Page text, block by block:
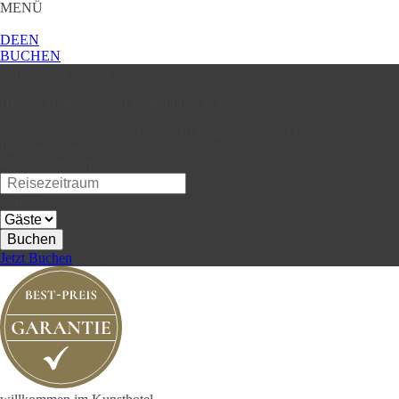
MENÜ
DEEN
BUCHEN
Buchen
Jetzt Buchen